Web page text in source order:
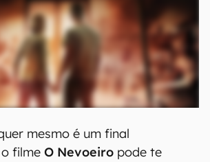
mesmo é um final
filme O Nevoeiro pode te